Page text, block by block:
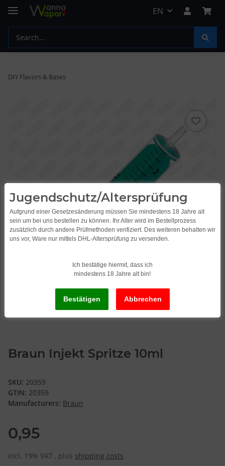
EN
DIY Flavors & Bases
Braun Injekt Spritze 10ml
SKU: 20359
GTIN: 20359
Manufacturers: Braun
0,95
incl. 19% VAT , plus shipping costs
Jugendschutz/Altersprüfung
Aufgrund einer Gesetzesänderung müssen Sie mindestens 18 Jahre alt
sein um bei uns bestellen zu können. Ihr Alter wird im Bestellprozess
zusätzlich durch andere Prüfmethoden verifiziert. Des weiteren behalten wir
uns vor, Ware nur mittels DHL-Altersprüfung zu versenden.
Ich bestätige hiermit, dass ich
mindestens 18 Jahre alt bin!